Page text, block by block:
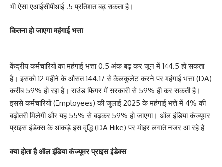
भी ऐसा एआईसीपीआई .5 प्रतिशत बढ़ सकता है।
कितना हो जाएगा महंगाई भत्ता
केंद्रीय कर्मचारियों का महंगाई भत्ता 0.5 अंक बढ़ कर जून में 144.5 हो सकता
है। इसको 12 महीने के औसत 144.17 से कैलकुलेट करने पर महंगाई भत्ता (DA)
करीब 59% हो रहा है। राउंड फिगर में सरकारी से 59% ही कर सकती है।
इससे कर्मचारियों (Employees) की जुलाई 2025 के महंगाई भत्ते में 4% की
बढ़ोतरी मिलेगी और यह 55% से बढ़कर 59% हो जाएगा। ऑल इंडिया कंज्यूमर
प्राइस इंडेक्स के आंकड़े इस वृद्धि (DA Hike) पर मोहर लगाते नजर आ रहे हैं
क्या होता है ऑल इंडिया कंज्यूमर प्राइस इंडेक्स